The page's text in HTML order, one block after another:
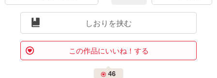
しおりを挟む
この作品にいいね！する
46